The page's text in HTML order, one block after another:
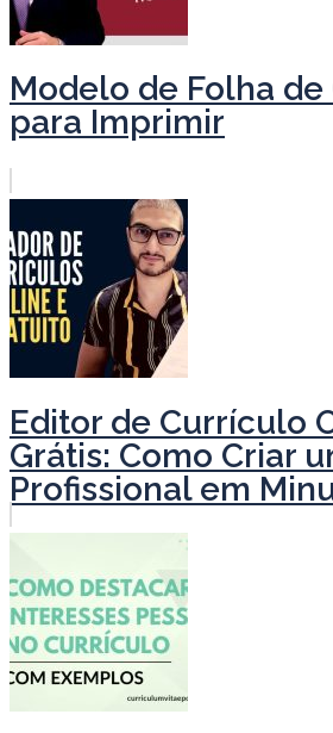
Modelo de Folha
para Imprimir
Editor de Currículo
Grátis: Como Criar
Profissional em